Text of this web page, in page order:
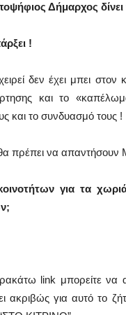
Δήμαρχος
!
δεν έχει μπει
και το
και το συνδυασμό τους !
πρέπει να απαντήσουν
για τα
link μπορείτε να
ακριβώς για αυτό το